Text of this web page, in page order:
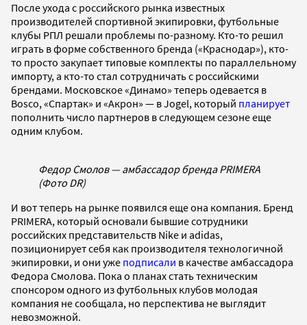
После ухода с российского рынка известных
производителей спортивной экипировки, футбольные
клубы РПЛ решали проблемы по-разному. Кто-то решил
играть в форме собственного бренда («Краснодар»), кто-
то просто закупает типовые комплекты по параллельному
импорту, а кто-то стал сотрудничать с российскими
брендами. Московское «Динамо» теперь одевается в
Bosco, «Спартак» и «Акрон» — в Jogel, который планирует
пополнить число партнеров в следующем сезоне еще
одним клубом.
Федор Смолов — амбассадор бренда PRIMERA
(Фото DR)
И вот теперь на рынке появился еще она компания. Бренд
PRIMERA, который основали бывшие сотрудники
российских представительств Nike и adidas,
позиционирует себя как производителя технологичной
экипировки, и они уже подписали в качестве амбассадора
Федора Смолова. Пока о планах стать техническим
спонсором одного из футбольных клубов молодая
компания не сообщала, но перспектива не выглядит
невозможной.